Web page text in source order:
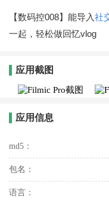
【数码控008】能导入社
一起，轻松做回忆vlog
应用截图
应用信息
md5：
包名：
语言：